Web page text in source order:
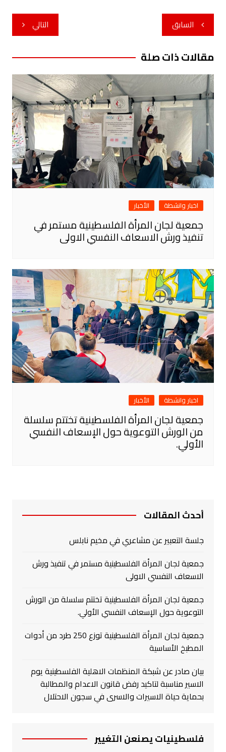
تصفّح
المقالات
السابق التالي
مقالات ذات صلة
اخبار وانشطة الأخبار
جمعية لجان المرأة الفلسطينية مستمر في
تنفيذ ورش الاسعاف النفسي الاولى
اخبار وانشطة الأخبار
جمعية لجان المرأة الفلسطينية تختتم سلسلة
من الورش التوعوية حول الإسعاف النفسي
الأولي.
أحدث المقالات
جلسة التعبير عن مشاعري في مخيم نابلس
جمعية لجان المرأة الفلسطينية مستمر في تنفيذ ورش
الاسعاف النفسي الاولى
جمعية لجان المرأة الفلسطينية تختتم سلسلة من الورش
التوعوية حول الإسعاف النفسي الأولي.
جمعية لجان المرأة الفلسطينية توزع 250 طرد من أدوات
المطبخ الأساسية
بيان صادر عن شبكة المنظمات الاهلية الفلسطينية يوم
الاسير مناسبة لتاكيد رفض قانون الاعدام والمطالبة
بحماية حياة الاسيرات والاسرى في سجون الاحتلال
فلسطينيات يصنعن التغيير